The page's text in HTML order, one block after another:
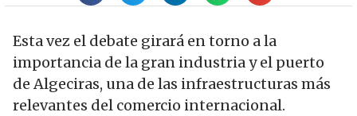
Esta vez el debate girará en torno a la
importancia de la gran industria y el puerto
de Algeciras, una de las infraestructuras más
relevantes del comercio internacional.